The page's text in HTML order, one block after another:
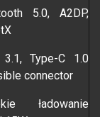
5.0, A2DP,
3.1, Type-C 1.0
connector
ładowanie